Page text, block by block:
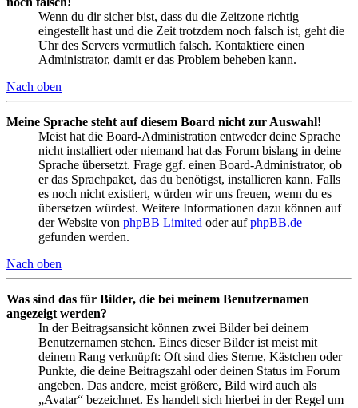
Wenn du dir sicher bist, dass du die Zeitzone richtig
eingestellt hast und die Zeit trotzdem noch falsch ist, geht die
Uhr des Servers vermutlich falsch. Kontaktiere einen
Administrator, damit er das Problem beheben kann.
Nach oben
Meine Sprache steht auf diesem Board nicht zur Auswahl!
Meist hat die Board-Administration entweder deine Sprache
nicht installiert oder niemand hat das Forum bislang in deine
Sprache übersetzt. Frage ggf. einen Board-Administrator, ob
er das Sprachpaket, das du benötigst, installieren kann. Falls
es noch nicht existiert, würden wir uns freuen, wenn du es
übersetzen würdest. Weitere Informationen dazu können auf
der Website von phpBB Limited oder aufphpBB.de
gefunden werden.
Nach oben
Was sind das für Bilder, die bei meinem Benutzernamen
angezeigt werden?
In der Beitragsansicht können zwei Bilder bei deinem
Benutzernamen stehen. Eines dieser Bilder ist meist mit
deinem Rang verknüpft: Oft sind dies Sterne, Kästchen oder
Punkte, die deine Beitragszahl oder deinen Status im Forum
angeben. Das andere, meist größere, Bild wird auch als
„Avatar“ bezeichnet. Es handelt sich hierbei in der Regel um